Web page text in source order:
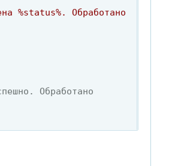
%status%. Обработано
Обработано